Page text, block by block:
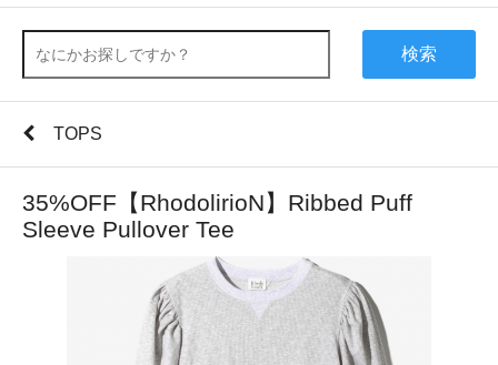
検索
TOPS
35%OFF【RhodolirioN】Ribbed Puff
Sleeve Pullover Tee